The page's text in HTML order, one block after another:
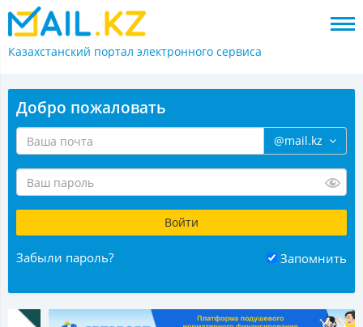
Казахстанский портал электронного сервиса
Добро пожаловать
@mail.kz
Забыли пароль? Запомнить